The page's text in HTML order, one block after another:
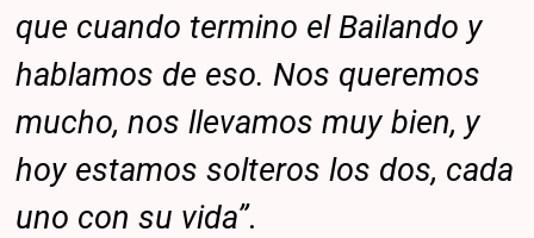
que cuando termino el Bailando y
hablamos de eso. Nos queremos
mucho, nos llevamos muy bien, y
hoy estamos solteros los dos, cada
uno con su vida”.